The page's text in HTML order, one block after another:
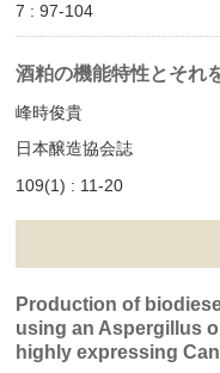
7 : 97-104
酒粕の機能特性とそれ
峰時俊貴
日本醸造協会誌
109(1) : 11-20
Production of
using an Aspergillus
highly expressing